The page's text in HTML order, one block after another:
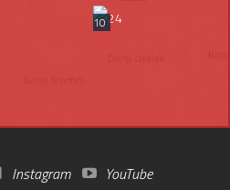
10
Instagram YouTube